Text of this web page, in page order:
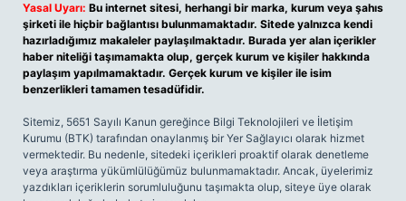
Yasal Uyarı: Bu internet sitesi, herhangi bir marka, kurum veya şahıs
şirketi ile hiçbir bağlantısı bulunmamaktadır. Sitede yalnızca kendi
hazırladığımız makaleler paylaşılmaktadır. Burada yer alan içerikler
haber niteliği taşımamakta olup, gerçek kurum ve kişiler hakkında
paylaşım yapılmamaktadır. Gerçek kurum ve kişiler ile isim
benzerlikleri tamamen tesadüfidir.
Sitemiz, 5651 Sayılı Kanun gereğince Bilgi Teknolojileri ve İletişim
Kurumu (BTK) tarafından onaylanmış bir Yer Sağlayıcı olarak hizmet
vermektedir. Bu nedenle, sitedeki içerikleri proaktif olarak denetleme
veya araştırma yükümlülüğümüz bulunmamaktadır. Ancak, üyelerimiz
yazdıkları içeriklerin sorumluluğunu taşımakta olup, siteye üye olarak